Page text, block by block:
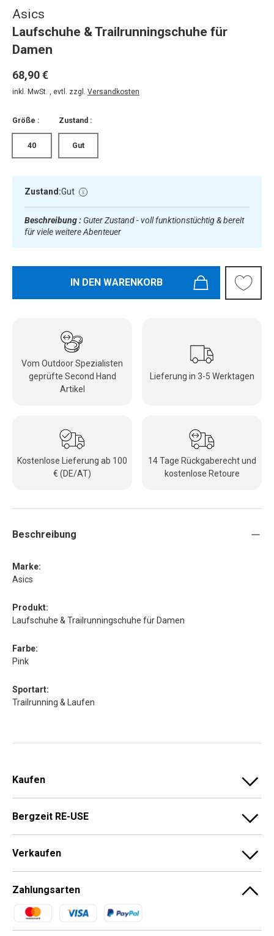
Asics
Laufschuhe & Trailrunningschuhe für
Damen
68,90 €
inkl. MwSt. , evtl. zzgl. Versandkosten
Größe :
40
Zustand :
Gut
Zustand:Gut
Beschreibung : Guter Zustand - voll funktionstüchtig & bereit
für viele weitere Abenteuer
IN DEN WARENKORB
Vom Outdoor Spezialisten
geprüfte Second Hand
Artikel
Lieferung in 3-5 Werktagen
Kostenlose Lieferung ab 100
€ (DE/AT)
14 Tage Rückgaberecht und
kostenlose Retoure
Beschreibung
Marke:
Asics
Produkt:
Laufschuhe & Trailrunningschuhe für Damen
Farbe:
Pink
Sportart:
Trailrunning & Laufen
Kaufen
Bergzeit RE-USE
Verkaufen
Zahlungsarten
Zahlungsmethoden